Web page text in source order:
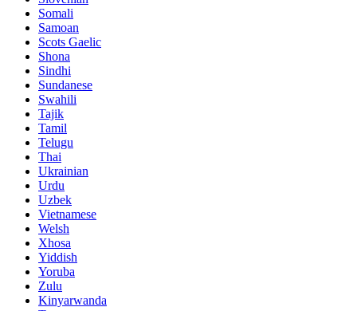
Somali
Samoan
Scots Gaelic
Shona
Sindhi
Sundanese
Swahili
Tajik
Tamil
Telugu
Thai
Ukrainian
Urdu
Uzbek
Vietnamese
Welsh
Xhosa
Yiddish
Yoruba
Zulu
Kinyarwanda